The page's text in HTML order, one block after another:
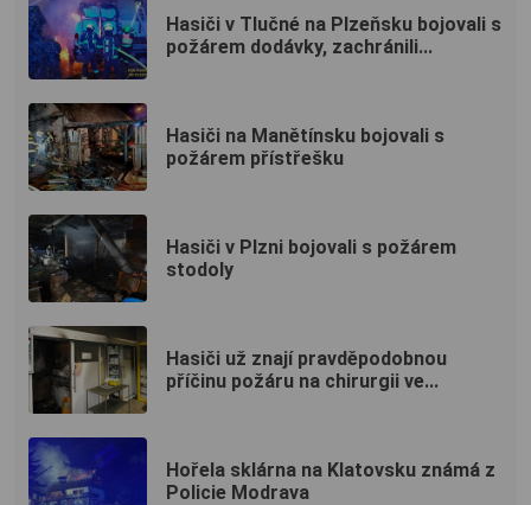
Hasiči v Tlučné na Plzeňsku bojovali s
požárem dodávky, zachránili...
Hasiči na Manětínsku bojovali s
požárem přístřešku
Hasiči v Plzni bojovali s požárem
stodoly
Hasiči už znají pravděpodobnou
příčinu požáru na chirurgii ve...
Hořela sklárna na Klatovsku známá z
Policie Modrava